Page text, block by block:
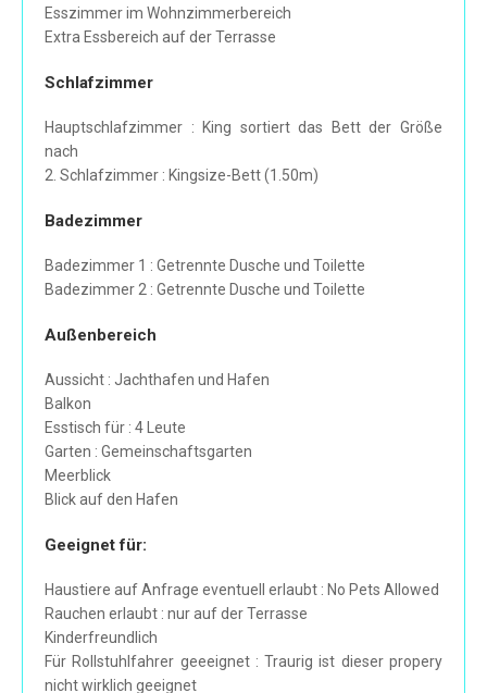
Esszimmer im Wohnzimmerbereich
Extra Essbereich auf der Terrasse
Schlafzimmer
Hauptschlafzimmer : King sortiert das Bett der Größe
nach
2. Schlafzimmer : Kingsize-Bett (1.50m)
Badezimmer
Badezimmer 1 : Getrennte Dusche und Toilette
Badezimmer 2 : Getrennte Dusche und Toilette
Außenbereich
Aussicht : Jachthafen und Hafen
Balkon
Esstisch für : 4 Leute
Garten : Gemeinschaftsgarten
Meerblick
Blick auf den Hafen
Geeignet für:
Haustiere auf Anfrage eventuell erlaubt : No Pets Allowed
Rauchen erlaubt : nur auf der Terrasse
Kinderfreundlich
Für Rollstuhlfahrer geeeignet : Traurig ist dieser propery
nicht wirklich geeignet